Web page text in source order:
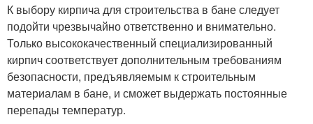
К выбору кирпича для строительства в бане следует
подойти чрезвычайно ответственно и внимательно.
Только высококачественный специализированный
кирпич соответствует дополнительным требованиям
безопасности, предъявляемым к строительным
материалам в бане, и сможет выдержать постоянные
перепады температур.